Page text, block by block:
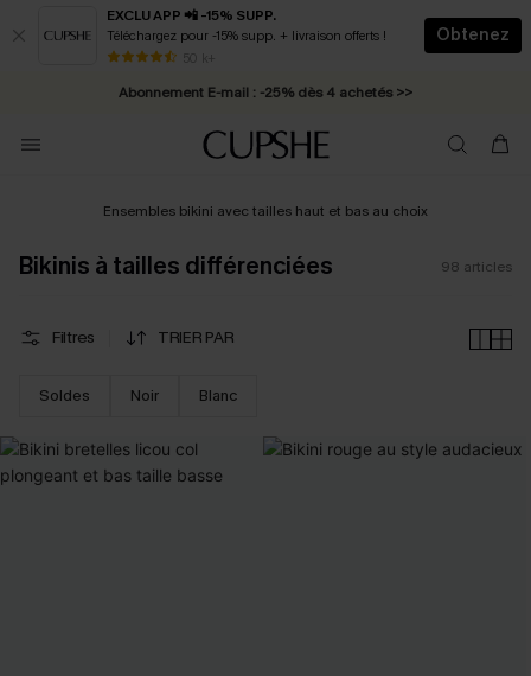
EXCLU APP 📲 -15% SUPP.
Téléchargez pour -15% supp. + livraison offerts !
50 k+
Obtenez
* Livraison éclair 2-3 jours ouvrés >>
Abonnement E-mail : -25% dès 4 achetés >>
Ensembles bikini avec tailles haut et bas au choix
Bikinis à tailles différenciées 98 articles
Filtres TRIER PAR
Soldes Noir Blanc